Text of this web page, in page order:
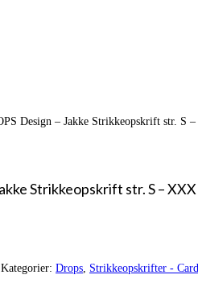
Design – Jakke Strikkeopskrift str. S
Strikkeopskrift str. S –
Kategorier: Drops, Strikkeopskrifter -